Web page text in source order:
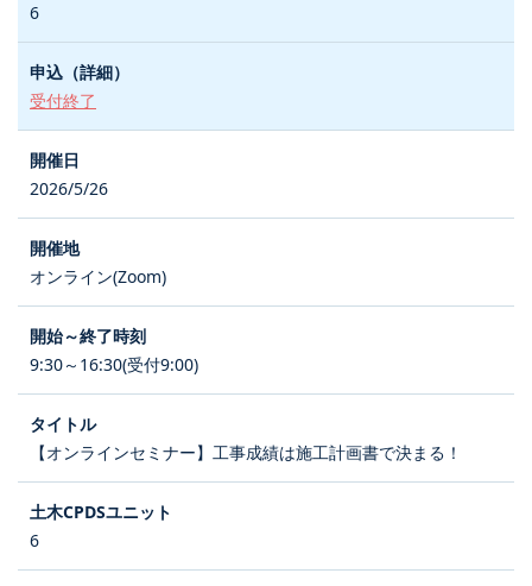
6
受付終了
2026/5/26
オンライン(Zoom)
9:30～16:30(受付9:00)
【オンラインセミナー】工事成績は施工計画書で決まる！
6